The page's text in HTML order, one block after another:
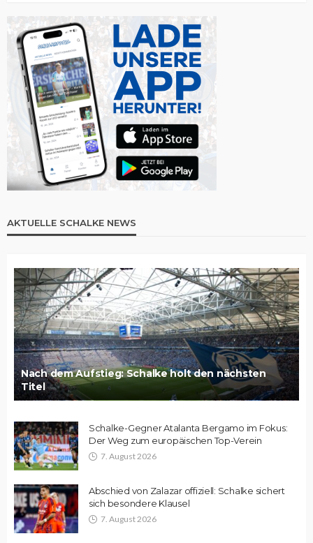
AKTUELLE SCHALKE NEWS
Nach dem Aufstieg: Schalke holt den nächsten
Titel
Schalke-Gegner Atalanta Bergamo im Fokus:
Der Weg zum europäischen Top-Verein
7. August 2026
Abschied von Zalazar offiziell: Schalke sichert
sich besondere Klausel
7. August 2026